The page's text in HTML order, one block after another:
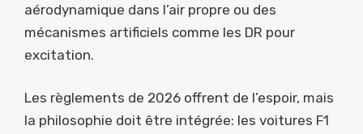
aérodynamique dans l’air propre ou des
mécanismes artificiels comme les DR pour
excitation.
Les règlements de 2026 offrent de l’espoir, mais
la philosophie doit être intégrée: les voitures F1